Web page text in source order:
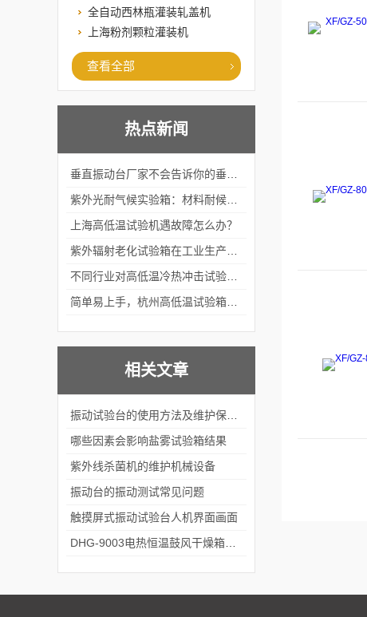
全自动西林瓶灌装轧盖机
上海粉剂颗粒灌装机
查看全部
热点新闻
上海高低温试验机遇故障怎么办？
相关文章
哪些因素会影响盐雾试验箱结果
紫外线杀菌机的维护机械设备
振动台的振动测试常见问题
触摸屏式振动试验台人机界面画面